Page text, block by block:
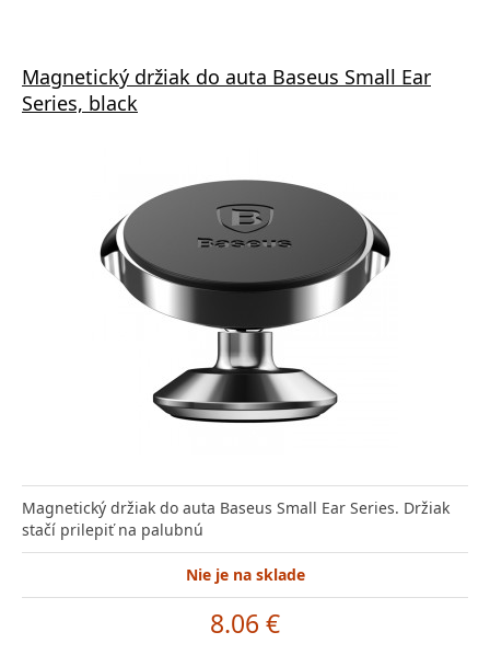
Magnetický držiak do auta Baseus Small Ear
Series, black
Magnetický držiak do auta Baseus Small Ear Series. Držiak
stačí prilepiť na palubnú
Nie je na sklade
8.06 €